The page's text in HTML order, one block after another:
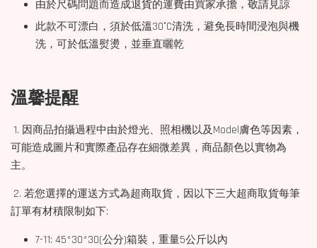
由於尺碼問題而造成退貨的運費由買家承擔，敬請見諒
此款不可漂白，須於低溫30°C清洗，避免長時間浸泡與機
洗，可於低溫熨燙，並垂直曬乾
溫馨提醒
1. 因商品拍攝過程中由於燈光、照相機以及Model膚色等因素，
可能造成圖片和實際產品存在細微差異，商品顏色以實物為
主。
2. 若您選擇的運送方式為超商取貨，因以下三大超商取貨每筆
訂單有材積限制如下:
7-11: 45*30*30(公分)箱裝，重量5公斤以內